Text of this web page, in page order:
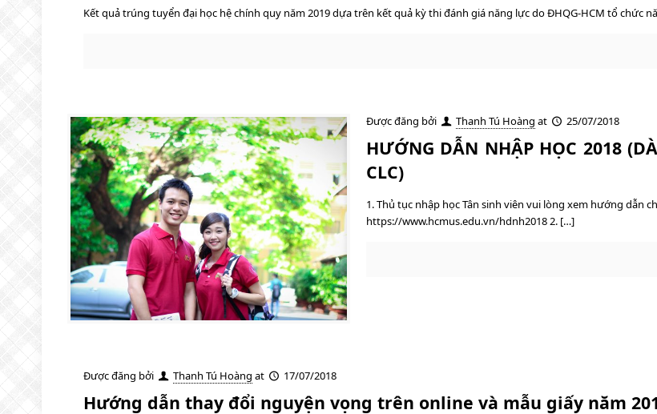
Kết quả trúng tuyển đại học hệ chính quy năm 2019 dựa trên kết quả kỳ thi đánh giá năng lực do ĐHQG-HCM tổ chức
Được đăng bởi Thanh Tú Hoàng at 25/07/2018
HƯỚNG DẪN NHẬP HỌC 2018
CLC)
1. Thủ tục nhập học Tân sinh viên vui lòng xem hướng dẫn
https://www.hcmus.edu.vn/hdnh2018 2. […]
Được đăng bởi Thanh Tú Hoàng at 17/07/2018
Hướng dẫn thay đổi nguyện vọng trên online và mẫu giấy năm